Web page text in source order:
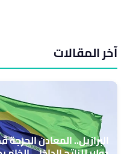
آخر المقالات